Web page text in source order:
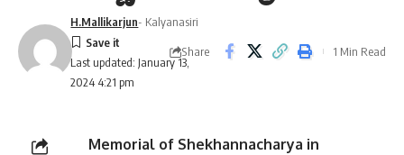
Last updated: January 13,
2024 4:21 pm
H.Mallikarjun- Kalyanasiri
Share 1 Min Read
Memorial of Shekhannacharya in